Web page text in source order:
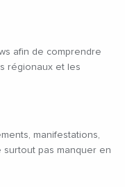
afin de comprendre
régionaux et les
manifestations,
surtout pas manquer en